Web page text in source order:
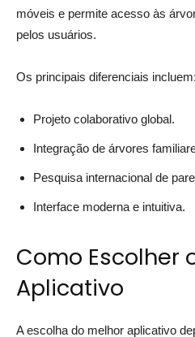
móveis e permite acesso às
pelos usuários.
Os principais diferenciais incluem:
Projeto colaborativo global.
Integração de árvores
Pesquisa internacional de
Interface moderna e intuitiva.
Como Escolher
Aplicativo
A escolha do melhor aplicativo